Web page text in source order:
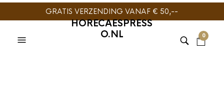
GRATIS VERZENDING VANAF € 50,--
HORECAESPRESS
O.NL
0